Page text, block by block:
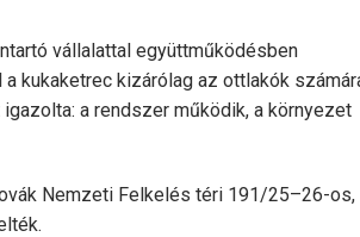
vállalattal együttműködésben
kukaketrec kizárólag az ottlakók
a rendszer működik, a környezet
Nemzeti Felkelés téri 191/25–26-os,